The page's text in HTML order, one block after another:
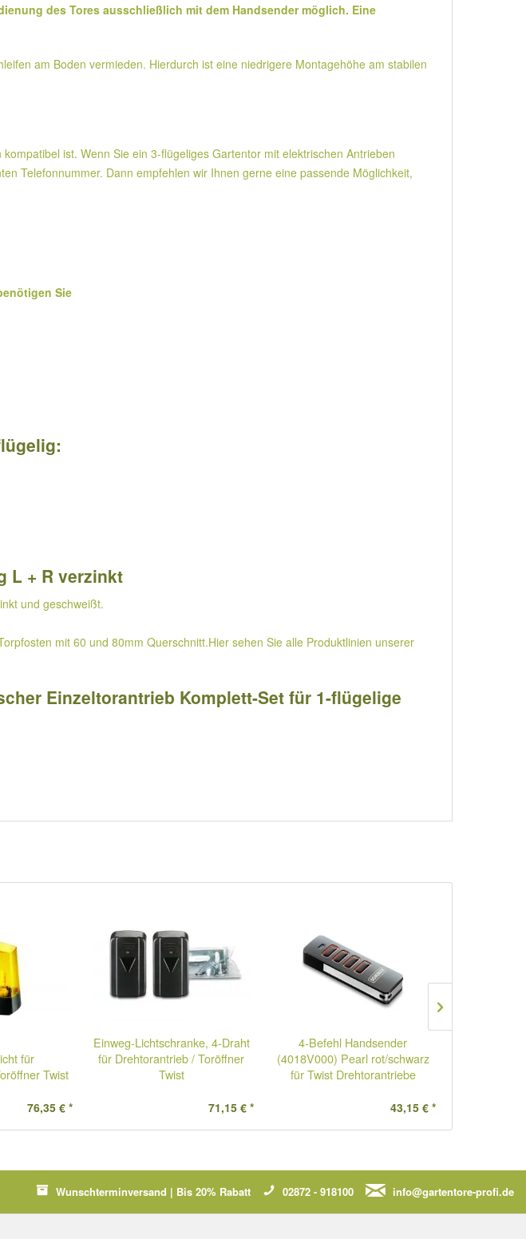
des Tores ausschließlich mit dem Handsender möglich. Eine
am Boden vermieden. Hierdurch ist eine niedrigere Montagehöhe am stabilen
ist. Wenn Sie ein 3-flügeliges Gartentor mit elektrischen Antrieben
Telefonnummer. Dann empfehlen wir Ihnen gerne eine passende Möglichkeit,
Sie
L + R verzinkt
und geschweißt.
mit 60 und 80mm Querschnitt.Hier sehen Sie alle Produktlinien unserer
Einzeltorantrieb Komplett-Set für 1-flügelige
für
Twist
76,35 € *
Einweg-Lichtschranke, 4-Draht
für Drehtorantrieb / Toröffner
Twist
71,15 € *
4-Befehl Handsender
(4018V000) Pearl rot/schwarz
für Twist Drehtorantriebe
43,15 € *
Wunschterminversand | Bis 20% Rabatt 02872 - 918100 info@gartentore-profi.de